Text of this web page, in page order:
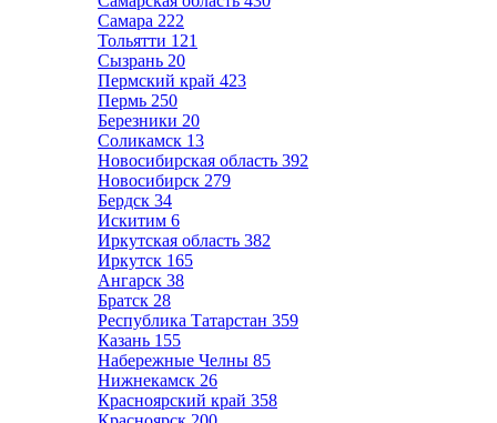
Самара 222
Тольятти 121
Сызрань 20
Пермский край 423
Пермь 250
Березники 20
Соликамск 13
Новосибирская область 392
Новосибирск 279
Бердск 34
Искитим 6
Иркутская область 382
Иркутск 165
Ангарск 38
Братск 28
Республика Татарстан 359
Казань 155
Набережные Челны 85
Нижнекамск 26
Красноярский край 358